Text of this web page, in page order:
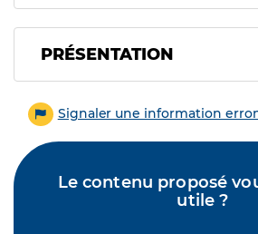
PRÉSENTATION
Signaler une information
Le contenu proposé
utile ?